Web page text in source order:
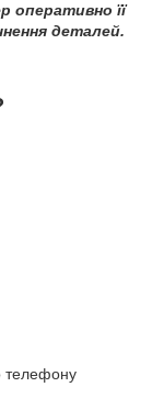
оперативно її
деталей.
телефону